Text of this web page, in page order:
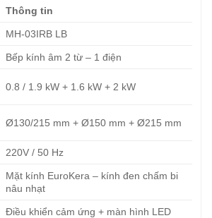
Thông tin
MH-03IRB LB
Bếp kính âm 2 từ – 1 điện
0.8 / 1.9 kW + 1.6 kW + 2 kW
Ø130/215 mm + Ø150 mm + Ø215 mm
220V / 50 Hz
Mặt kính EuroKera – kính đen chấm bi
nâu nhạt
Điều khiển cảm ứng + màn hình LED